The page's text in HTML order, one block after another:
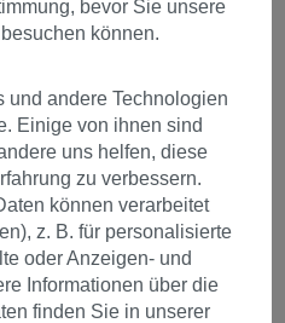
bevor Sie unsere
können.
und andere Technologien
Einige von ihnen sind
uns helfen, diese
zu verbessern.
können verarbeitet
z. B. für personalisierte
oder Anzeigen- und
Informationen über die
finden Sie in unserer